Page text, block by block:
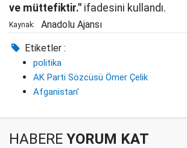
ve müttefiktir." ifadesini kullandı.
Kaynak: Anadolu Ajansı
Etiketler :
politika
AK Parti Sözcüsü Ömer Çelik
Afganistan'
HABERE YORUM KAT